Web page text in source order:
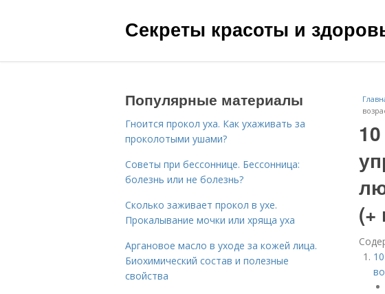
Секреты красоты и
(+
Популярные материалы
Гноится прокол уха. Как ухаживать за
проколотыми ушами?
Советы при бессоннице. Бессонница:
болезнь или не болезнь?
Сколько заживает прокол в ухе.
Прокалывание мочки или хряща уха
Аргановое масло в уходе за кожей лица.
Биохимический состав и полезные
свойства